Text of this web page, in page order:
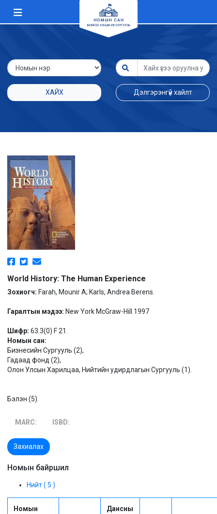
ХАЙХ Дэлгэрэнгүй хайлт
World History: The Human Experience
Зохиогч: Farah, Mounir A; Karls, Andrea Berens.
Гаралтын мэдээ: New York McGraw-Hill 1997
Шифр: 63.3(0) F 21.
Номын сан:
Бизнесийн Сургууль (2),
Гадаад фонд (2),
Олон Улсын Харилцаа, Нийтийн удирдлагын Сургууль (1).
Бэлэн (5).
MARC: ISBD:
Захиалах
Номын байршил
Нийт ( 5 )
Номын
Дансны